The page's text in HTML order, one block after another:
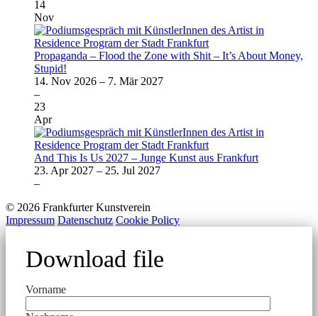
14
Nov
Propaganda – Flood the Zone with Shit – It’s About Money,
Stupid!
14. Nov 2026 – 7. Mär 2027
–
23
Apr
And This Is Us 2027 – Junge Kunst aus Frankfurt
23. Apr 2027 – 25. Jul 2027
–
© 2026 Frankfurter Kunstverein
Impressum Datenschutz Cookie Policy
Download file
Vorname